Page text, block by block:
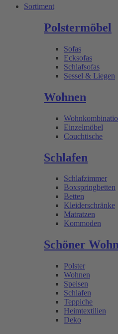
Sortiment
Polstermöbel
Sofas
Ecksofas
Schlafsofas
Sessel & Liegen
Wohnen
Einzelmöbel
Couchtische
Schlafen
Schlafzimmer
Boxspringbetten
Betten
Kleiderschränke
Matratzen
Kommoden
Schöner
Polster
Wohnen
Speisen
Schlafen
Teppiche
Heimtextilien
Deko